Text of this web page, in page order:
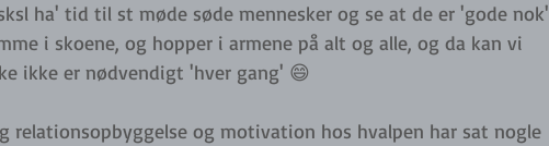
ha' tid til st møde søde mennesker og se at de er 'gode nok'
i skoene, og hopper i armene på alt og alle, og da kan vi
ikke er nødvendigt 'hver gang' 😄
relationsopbyggelse og motivation hos hvalpen har sat nogle